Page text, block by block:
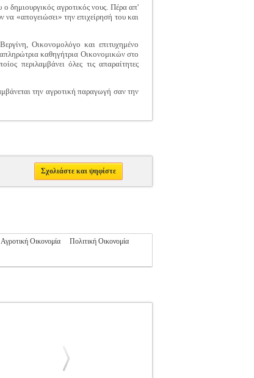
δημιουργικός αγροτικός νους. Πέρα απ'
να «απογειώσει» την επιχείρησή του και
Οικονομολόγο και επιτυχημένο
καθηγήτρια Οικονομικών στο
περιλαμβάνει όλες τις απαραίτητες
την αγροτική παραγωγή σαν την
Σχολιάστε και ψηφίστε
Αγροτική Οικονομία
Πολιτική Οικονομία